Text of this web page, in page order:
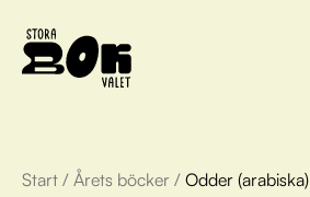
Start / Årets böcker / Odder (arabiska)